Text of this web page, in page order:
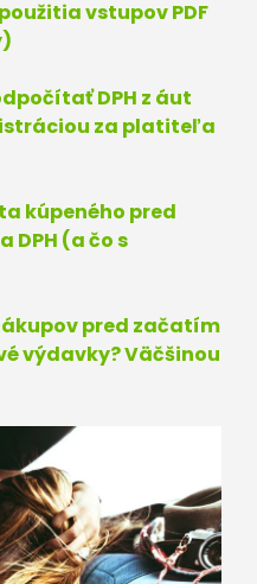
vstupov PDF
DPH z áut
za platiteľa
kúpeného pred
(a čo s
pred začatím
výdavky? Väčšinou